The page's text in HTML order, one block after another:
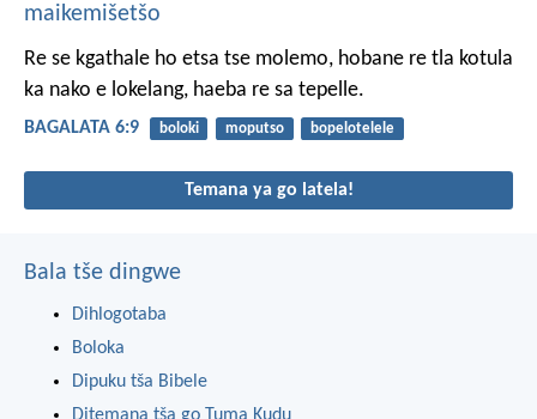
maikemišetšo
Re se kgathale ho etsa tse molemo, hobane re tla kotula
ka nako e lokelang, haeba re sa tepelle.
BAGALATA 6:9 boloki moputso bopelotelele
Temana ya go latela!
Bala tše dingwe
Dihlogotaba
Boloka
Dipuku tša Bibele